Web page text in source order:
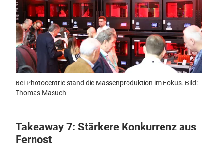
Bei Photocentric stand die Massenproduktion im Fokus. Bild:
Thomas Masuch
Takeaway 7: Stärkere Konkurrenz aus
Fernost